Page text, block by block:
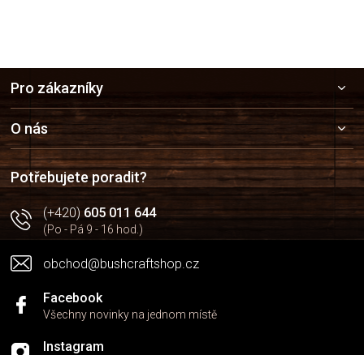
a
t
í
Pro zákazníky
O nás
Potřebujete poradit?
(+420)605 011 644
(Po - Pá 9 - 16 hod.)
obchod@bushcraftshop.cz
Facebook
Všechny novinky na jednom místě
Instagram